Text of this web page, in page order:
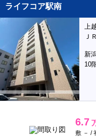
ライフコア駅南
上
Ｊ
新
10
6.7
敷 － /